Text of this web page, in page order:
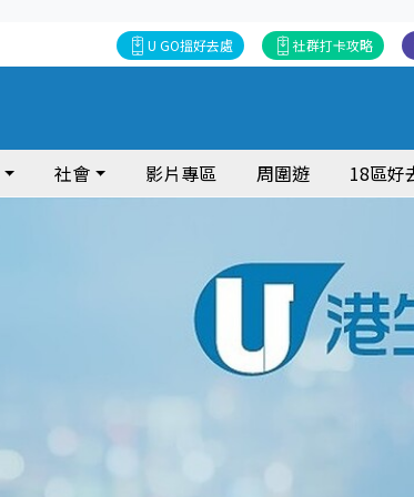
社群打卡攻略
U GO搵好去處
社會 影片專區 周圍遊 18區好